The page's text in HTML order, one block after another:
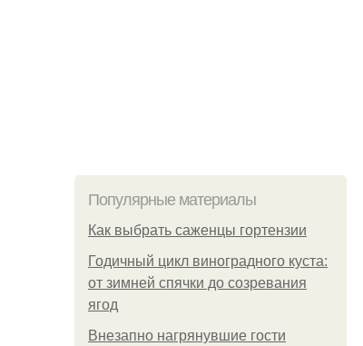
Популярные материалы
Как выбрать саженцы гортензии
Годичный цикл виноградного куста:
от зимней спячки до созревания
ягод
Внезапно нагрянувшие гости